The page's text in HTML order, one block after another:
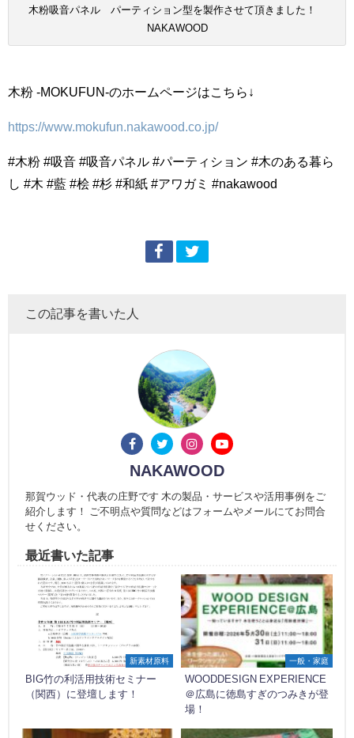
木粉吸音パネル パーティション型を製作させて頂きました！
NAKAWOOD
木粉 -MOKUFUN-のホームページはこちら↓
https://www.mokufun.nakawood.co.jp/
#木粉 #吸音 #吸音パネル #パーティション #木のある暮ら
し #木 #藍 #桧 #杉 #和紙 #アワガミ #nakawood
この記事を書いた人
NAKAWOOD
那賀ウッド・代表の庄野です 木の製品・サービスや活用事例をご
紹介します！ ご不明点や質問などはフォームやメールにてお問合
せください。
最近書いた記事
新素材原料
BIG竹の利活用技術セミナー
（関西）に登壇します！
一般・家庭
WOODDESIGN EXPERIENCE
＠広島に徳島すぎのつみきが登
場！